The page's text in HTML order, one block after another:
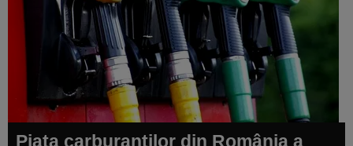
Piața carburanților din România a